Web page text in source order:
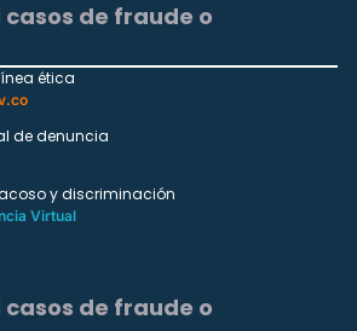
de fraude o
ética
de denuncia
y discriminación
Virtual
de fraude o